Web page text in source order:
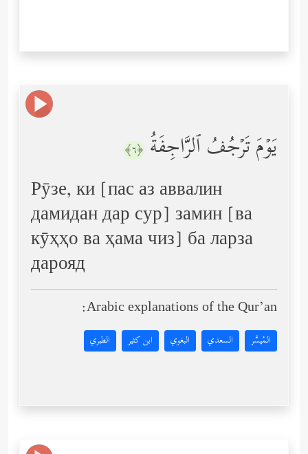
یَوۡمَ تَرۡجُفُ ٱلرَّاجِفَةُ ﴿٦﴾
Рӯзе, ки [пас аз аввалин
дамидан дар сур] замин [ва
кӯҳҳо ва ҳама чиз] ба ларза
дарояд
Arabic explanations of the Qur’an:
المُيسَّر السعدي البغوي ابن كثير الطبري